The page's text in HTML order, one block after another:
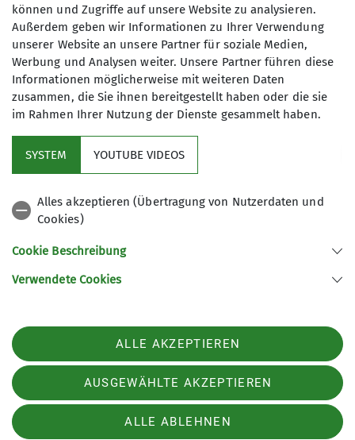
00 € (DAV-LU), 20 € (andere Sektionen)
Maximale Teilnehmeranzahl
15
Aktuelles
Sektion Ludwigshafen am Rhein des Deutschen Alpenvereins e.V.
Bleichstr. 19
67061 Ludwigshafen
Telefon +49621513954
Datenschutz-Einstellungen
Datenschutz
können und Zugriffe auf unsere Website zu analysieren.
Außerdem geben wir Informationen zu Ihrer Verwendung
unserer Website an unsere Partner für soziale Medien,
Werbung und Analysen weiter. Unsere Partner führen diese
Informationen möglicherweise mit weiteren Daten
zusammen, die Sie ihnen bereitgestellt haben oder die sie
im Rahmen Ihrer Nutzung der Dienste gesammelt haben.
SYSTEM YOUTUBE VIDEOS
Alles akzeptieren (Übertragung von Nutzerdaten und
Cookies)
Cookie Beschreibung
Verwendete Cookies
ALLE AKZEPTIEREN
AUSGEWÄHLTE AKZEPTIEREN
ALLE ABLEHNEN